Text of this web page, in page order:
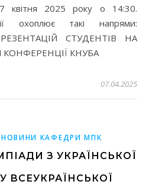
квітня 2025 року о 14:30.​
охоплює такі напрями:​
СТУДЕНТІВ НА
КНУБА
07.04.2025
НОВИНИ КАФЕДРИ МПК
З УКРАЇНСЬКОЇ
ВСЕУКРАЇНСЬКОЇ